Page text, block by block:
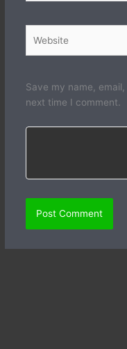
Save my name,
next time I comment.